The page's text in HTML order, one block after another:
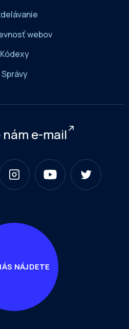
webov
Kódexy
Správy
e-mail
NÁJDETE